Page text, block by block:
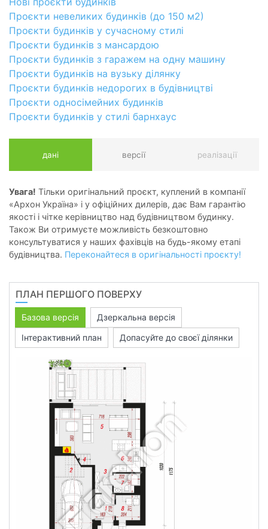
Проєкти невеликих будинків (до 150 м2)
Проєкти будинків у сучасному стилі
Проєкти будинків з мансардою
Проєкти будинків з гаражем на одну машину
Проєкти будинків на вузьку ділянку
Проєкти будинків недорогих в будівництві
Проєкти односімейних будинків
Проєкти будинків у стилі барнхаус
дані версії реалізації
Увага! Тільки оригінальний проєкт, куплений в компанії
«Архон Україна» і у офіційних дилерів, дає Вам гарантію
якості і чітке керівництво над будівництвом будинку.
Також Ви отримуєте можливість безкоштовно
консультуватися у наших фахівців на будь-якому етапі
будівництва. Переконайтеся в оригінальності проєкту!
ПЛАН ПЕРШОГО ПОВЕРХУ
Базова версія
Дзеркальна версія
Інтерактивний план
Допасуйте до своєї ділянки